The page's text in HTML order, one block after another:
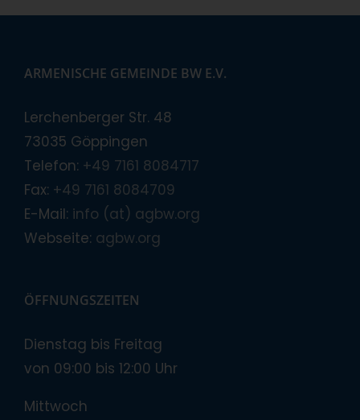
ARMENISCHE GEMEINDE BW E.V.
Lerchenberger Str. 48
73035 Göppingen
Telefon: +49 7161 8084717
Fax: +49 7161 8084709
E-Mail: info (at) agbw.org
Webseite: agbw.org
ÖFFNUNGSZEITEN
Dienstag bis Freitag
von 09:00 bis 12:00 Uhr
Mittwoch